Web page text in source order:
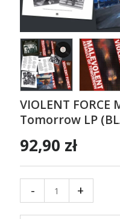
VIOLENT
Tomorrow LP
92,90 zł
- +